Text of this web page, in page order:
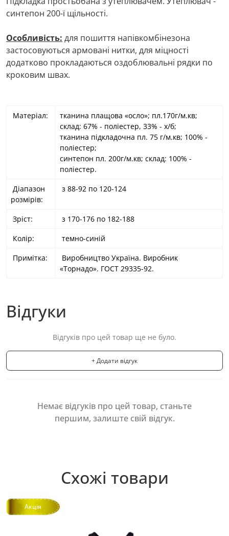
синтепон 200-ї щільності.
Особливість: для пошиття напівкомбінезона
застосовуються армовані нитки, для міцності
додатково прокладаються оздоблювальні рядки по
кроковим швах.
Матеріал:
тканина плащова «осло»; пл.170г/м.кв;
склад: 67% - поліестер, 33% - х/б;
тканина підкладочна пл. 75 г/м.кв; 100% -
поліестер;
синтепон пл. 200г/м.кв; склад: 100% -
поліестер.
Діапазон
розмірів:
з 88-92 по 120-124
Зріст:
з 170-176 по 182-188
Колір:
темно-синій
Примітка:
Виробництво Україна. Виробник
«Торнадо». ГОСТ 29335-92.
Відгуки
Відгуків про цей товар ще не було.
+ Додати відгук
Немає відгуків про цей товар, станьте
першим, залиште свій відгук.
Схожі товари
Акція